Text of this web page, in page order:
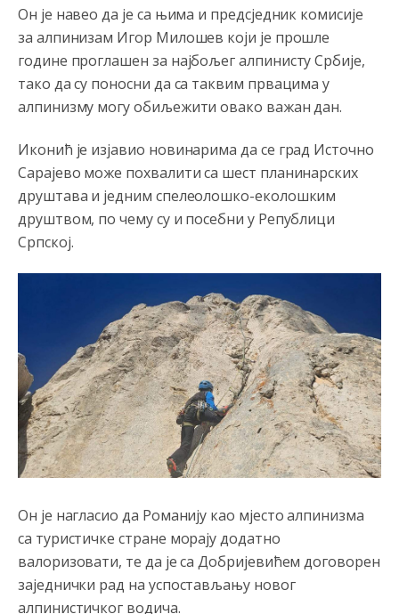
Он је навео да је са њима и предсједник комисије
за алпинизам Игор Милошев који је прошле
године проглашен за најбољег алпинисту Србије,
тако да су поносни да са таквим првацима у
алпинизму могу обиљежити овако важан дан.
Иконић је изјавио новинарима да се град Источно
Сарајево може похвалити са шест планинарских
друштава и једним спелеолошко-еколошким
друштвом, по чему су и посебни у Републици
Српској.
Он је нагласио да Романију као мјесто алпинизма
са туристичке стране морају додатно
валоризовати, те да је са Добријевићем договорен
заједнички рад на успостављању новог
алпинистичког водича.
Анонимно2807791 8/6/2026 11:39
Анонимно2807895 8/6/2026 12:16
Dobro zboris 791,ovaj721 dok nije bilo interneta,samo
mu je porodica znala da je glup!